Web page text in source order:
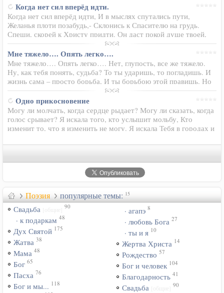
Когда нет сил вперёд идти.
Когда нет сил вперёд идти, И в мыслях спутались пути,
Желанья плоти позабудь,- Склонись к Спасителю на грудь.
Спеши, скорей к Христу придти. Он даст покой душе твоей,
Сумеешь радость в Нём найти, Песнь воспоёшь средь
скорбных дней. Всё…
Мне тяжело…. Опять легко….
Мне тяжело…. Опять легко…. Нет, глупость, все же тяжело.
Ну, как тебя понять, судьба? То ты ударишь, то погладишь. И
жизнь сама – просто борьба, И ты борьбою этой правишь. Но
только вот за что борьба, - Порой и ты не понимаешь.
Судьба…
Одно прикосновение
Могу ли молчать, когда сердце рыдает? Могу ли сказать, когда
голос срывает? Я искала того, кто услышит мольбу, Кто
изменит то, что я изменить не могу. Я искала Тебя в городах и
испытали…
Поэзия популярные темы: 15
Свадьба 90
· к подаркам 48
Дух Святой 175
Жатва 38
Мама 48
Бог 65
Пасха 76
Бог и мы... 118
· агапэ 8
· любовь Бога 27
· ты и я 10
Жертва Христа 14
Рождество 57
Бог и человек 104
Благодарность 41
Свадьба
90